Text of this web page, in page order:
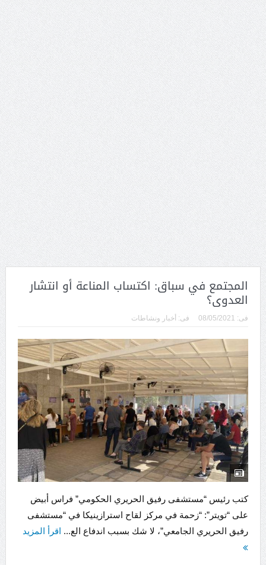
المجتمع في سباق: اكتساب المناعة أو انتشار
العدوى؟
فى: 08/05/2021 فى: أخبار ونشاطات
كتب رئيس “مستشفى رفيق الحريري الحكومي” فراس أبيض
على “تويتر”: “زحمة في مركز لقاح استرازينيكا في “مستشفى
رفيق الحريري الجامعي”، لا شك بسبب اندفاع الع... اقرأ المزيد